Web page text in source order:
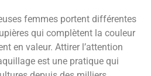
femmes portent différentes
qui complètent la couleur
en valeur. Attirer l’attention
est une pratique qui